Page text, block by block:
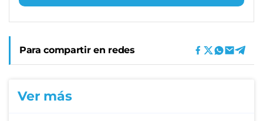
Para compartir en redes
Ver más